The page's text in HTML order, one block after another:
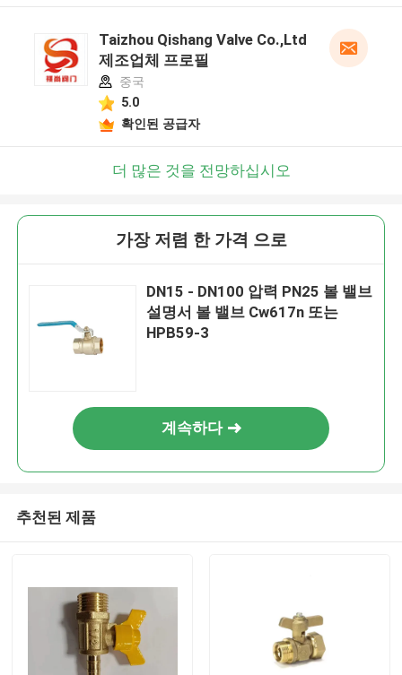
Taizhou Qishang Valve Co.,Ltd
제조업체 프로필
중국
5.0
확인된 공급자
더 많은 것을 전망하십시오
가장 저렴 한 가격 으로
DN15 - DN100 압력 PN25 볼 밸브
설명서 볼 밸브 Cw617n 또는
HPB59-3
계속하다
추천된 제품